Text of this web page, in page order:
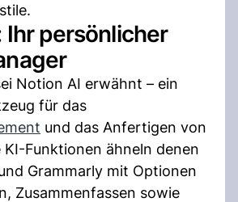
Ihr persönlicher
Notion AI erwähnt – ein
für das
und das Anfertigen von
KI-Funktionen ähneln denen
Grammarly mit Optionen
Zusammenfassen sowie